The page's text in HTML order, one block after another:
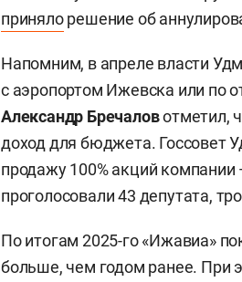
принялорешение об
Напомним, в апреле власти
с аэропортом Ижевска или по
Александр Бречаловотметил,
доход для бюджета. Госсовет
продажу 100% акций
проголосовали 43 депутата,
По итогам 2025-го «Ижавиа»
больше, чем годом ранее. При